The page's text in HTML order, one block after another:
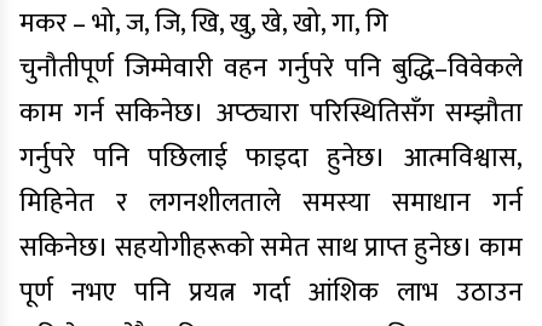
मकर – भो, ज, जि, खि, खु, खे, खो, गा, गि
चुनौतीपूर्ण जिम्मेवारी वहन गर्नुपरे पनि बुद्धि–विवेकले
काम गर्न सकिनेछ। अप्ठ्यारा परिस्थितिसँग सम्झौता
गर्नुपरे पनि पछिलाई फाइदा हुनेछ। आत्मविश्वास,
मिहिनेत र लगनशीलताले समस्या समाधान गर्न
सकिनेछ। सहयोगीहरूको समेत साथ प्राप्त हुनेछ। काम
पूर्ण नभए पनि प्रयत्न गर्दा आंशिक लाभ उठाउन